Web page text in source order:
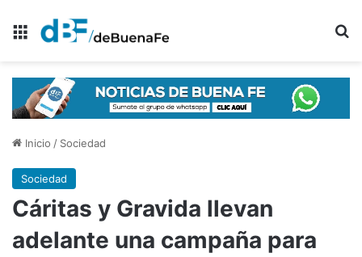
Menú
Inicio / Sociedad
Sociedad
Cáritas y Gravida llevan
adelante una campaña para